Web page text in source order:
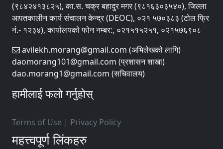
(९८४२४१३८२५), का.स. चक्र बहादुर मगर (९८१६३०३५४०), जिल्ला
आपतकालीन कार्य संचालन केन्द्र (DEOC), ०२१ ५७०३८३ (टोल फ्रि
नं.- १२३४), कार्यालयको फोन नम्बर:, ०२१५१५२५१, ०२१५७६९०८
avilekh.morang@gmail.com (अभिलेखको लागि)
daomorang101@gmail.com (प्रशासन शाखा)
dao.morang1@gmail.com (सचिवालय)
हामीलाई फलो गर्नुहोस्
Terms of Use | Privacy Policy
महत्त्वपूर्ण लिंकहरु